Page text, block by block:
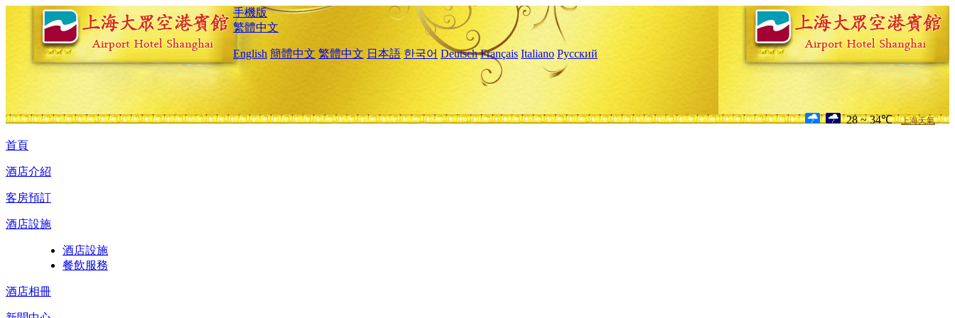
手機版
繁體中文
English 簡體中文 繁體中文 日本語 한국어 Deutsch Français Italiano Русский
28 ~ 34℃ 上海天氣
首頁
酒店介紹
客房預訂
酒店設施
酒店設施
餐飲服務
酒店相冊